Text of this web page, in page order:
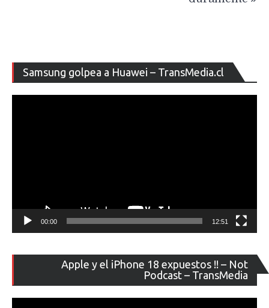
Samsung golpea a Huawei – TransMedia.cl
de
00:00 12:51
Apple y el iPhone 18 expuestos !! – Not
Podcast – TransMedia
de